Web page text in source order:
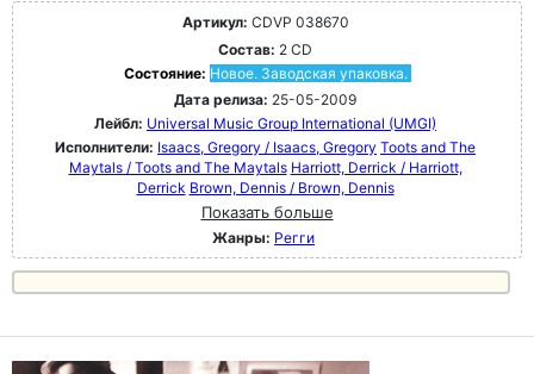
Артикул: CDVP 038670
Состав: 2 CD
Состояние: Новое. Заводская упаковка.
Дата релиза: 25-05-2009
Лейбл: Universal Music Group International (UMGI)
Исполнители: Isaacs, Gregory / Isaacs, Gregory Toots and The
Maytals / Toots and The Maytals Harriott, Derrick / Harriott,
Derrick Brown, Dennis / Brown, Dennis
Показать больше
Жанры: Регги